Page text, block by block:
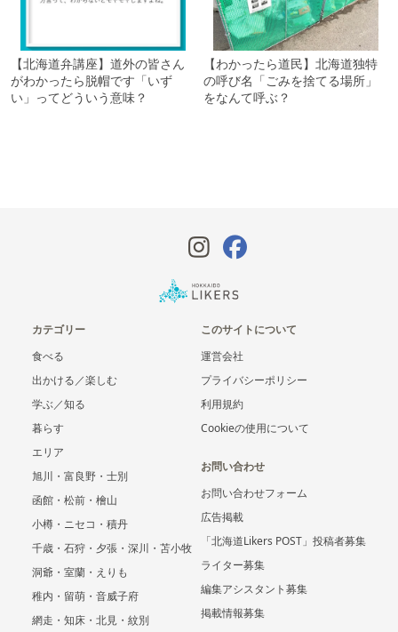
【北海道弁講座】道外の皆さん
がわかったら脱帽です「いず
い」ってどういう意味？
【わかったら道民】北海道独特
の呼び名「ごみを捨てる場所」
をなんて呼ぶ？
カテゴリー
食べる
出かける／楽しむ
学ぶ／知る
暮らす
エリア
旭川・富良野・士別
函館・松前・檜山
小樽・ニセコ・積丹
千歳・石狩・夕張・深川・苫小牧
洞爺・室蘭・えりも
稚内・留萌・音威子府
網走・知床・北見・紋別
このサイトについて
運営会社
プライバシーポリシー
利用規約
Cookieの使用について
お問い合わせ
お問い合わせフォーム
広告掲載
「北海道Likers POST」投稿者募集
ライター募集
編集アシスタント募集
掲載情報募集